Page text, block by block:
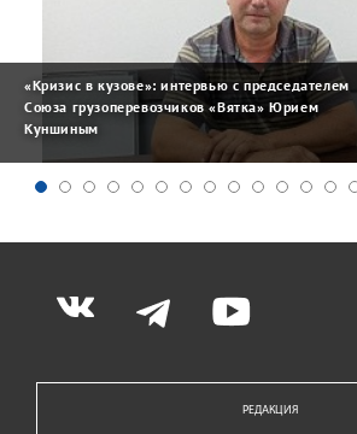
«Кризис в кузове»: интервью с председателем
Союза грузоперевозчиков «Вятка» Юрием
Куншиным
РЕДАКЦИЯ